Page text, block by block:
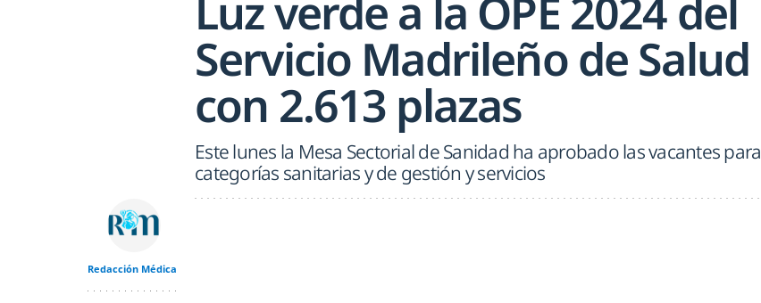
Servicio Madrileño de Salud
con 2.613 plazas
Este lunes la Mesa Sectorial de Sanidad ha aprobado las vacantes para
categorías sanitarias y de gestión y servicios
Redacción Médica